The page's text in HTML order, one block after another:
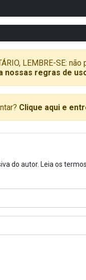
LEMBRE-SE:
nossas regras de
Clique aqui e
do autor. Leia os